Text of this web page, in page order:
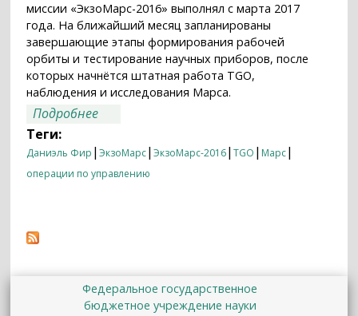
миссии «ЭкзоМарс-2016» выполнял с марта 2017
года. На ближайший месяц запланированы
завершающие этапы формирования рабочей
орбиты и тестирование научных приборов, после
которых начнётся штатная работа TGO,
наблюдения и исследования Марса.
Подробнее
Теги:
Даниэль Фир |ЭкзоМарс|ЭкзоМарс-2016|TGO | Марс|
операции по управлению
Федеральное государственное
бюджетное учреждение науки